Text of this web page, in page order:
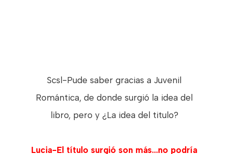
Scsl-Pude saber gracias a Juvenil
Romántica, de donde surgió la idea del
libro, pero y ¿La idea del titulo?
Lucia-El título surgió son más...no podría